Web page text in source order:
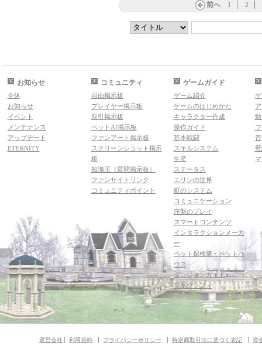
前へ 1 2
お知らせ
全体
お知らせ
イベント
メンテナンス
アップデート
ETERNITY
コミュニティ
自由掲示板
プレイヤー掲示板
取引掲示板
ペットAI掲示板
ファンアート掲示板
スクリーンショット掲示
板
知識王（質問掲示板）
ファンサイトリンク
コミュニティポイント
ゲームガイド
ゲーム紹介
ゲームのはじめかた
キャラクター作成
操作ガイド
基本戦闘
スキルシステム
生産
ステータス
エリンの世界
町のシステム
コミュニケーション
序盤のプレイ
スマートコンテンツ
インタラクションメーカ
ー
ペット探検隊・ペットハ
ウス
ダンジョンガイド
マギグラフィ
運営会社 利用規約 プライバシーポリシー 特定商取引法に基づく表記 資